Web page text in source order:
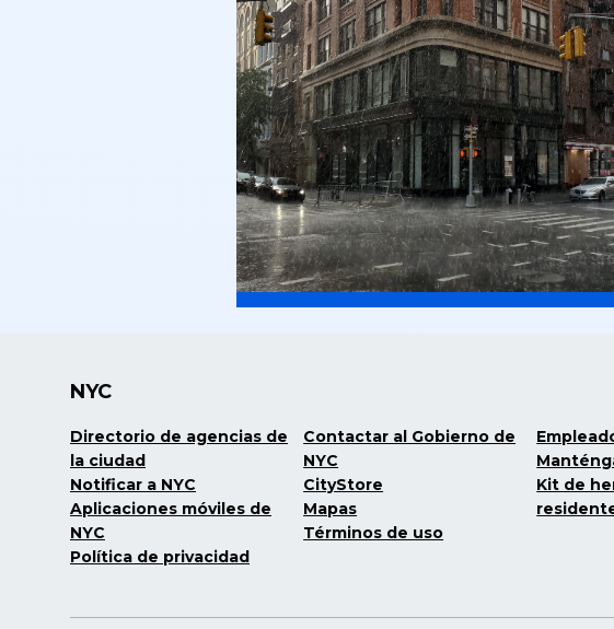
NYC
Directorio de agencias de
la ciudad
Notificar a NYC
Aplicaciones móviles de
NYC
Política de privacidad
Contactar al Gobierno de
NYC
CityStore
Mapas
Términos de uso
Kit de